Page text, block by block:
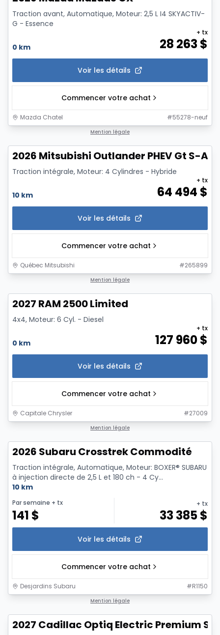
Traction avant, Automatique, Moteur: 2,5 L I4 SKYACTIV-
G - Essence
0 km 28 263$
+ tx
Voir les détails
Commencer votre achat
Mazda Chatel #55278-neuf
Mention légale
2026 Mitsubishi Outlander PHEV Gt S-
Traction intégrale, Moteur: 4 Cylindres - Hybride
10 km 64 494 $
+ tx
Voir les détails
Commencer votre achat
Québec Mitsubishi #265899
Mention légale
2027 RAM 2500 Limited
4x4, Moteur: 6 Cyl. - Diesel
0 km 127 960$
+ tx
Voir les détails
Commencer votre achat
Capitale Chrysler #27009
Mention légale
2026 Subaru Crosstrek Commodité
Traction intégrale, Automatique, Moteur: BOXER® SUBARU
à injection directe de 2,5 L et 180 ch - 4 Cy...
10 km
Par semaine + tx
141 $
+ tx
33 385$
Voir les détails
Commencer votre achat
Desjardins Subaru #R1150
Mention légale
2027 Cadillac Optiq Electric Premium